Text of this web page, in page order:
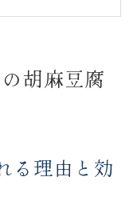
功させる混ぜ方
口当たりの違
ピ術
胡麻豆腐
る理由と効